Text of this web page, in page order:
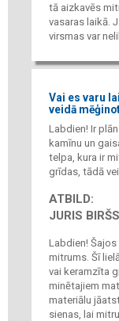
tā aizkavēs
vasaras laikā.
virsmas var
Vai es varu
veidā
Labdien! Ir
kamīnu un
telpa, kura ir
grīdas, tādā
ATBILD:
JURIS
Labdien!
mitrums. Šī
vai keramzīta
minētajiem
materiālu
sienas, lai